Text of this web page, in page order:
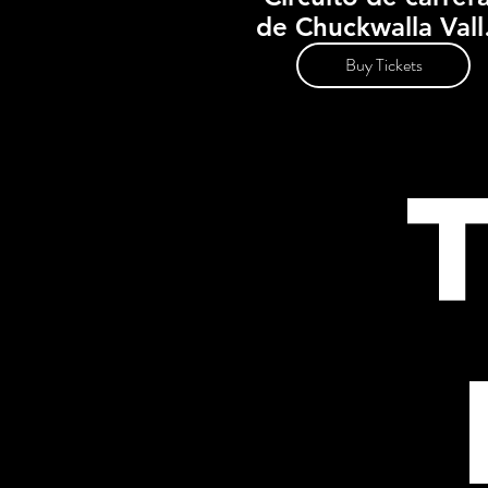
de Chuckwalla
21 de octubre
Buy Tickets